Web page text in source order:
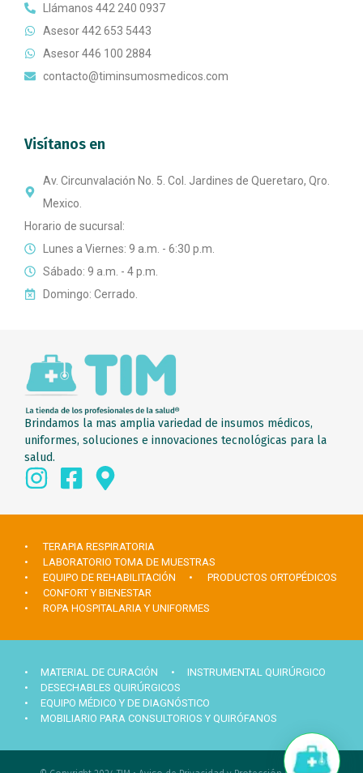
Llámanos 442 240 0937
Asesor 442 653 5443
Asesor 446 100 2884
contacto@timinsumosmedicos.com
Visítanos en
Av. Circunvalación No. 5. Col. Jardines de Queretaro, Qro.
Mexico.
Horario de sucursal:
Lunes a Viernes: 9 a.m. - 6:30 p.m.
Sábado: 9 a.m. - 4 p.m.
Domingo: Cerrado.
Brindamos la mas amplia variedad de insumos médicos,
uniformes, soluciones e innovaciones tecnológicas para la
salud.
• TERAPIA RESPIRATORIA
• LABORATORIO TOMA DE MUESTRAS
• EQUIPO DE REHABILITACIÓN
• PRODUCTOS ORTOPÉDICOS
• CONFORT Y BIENESTAR
• ROPA HOSPITALARIA Y UNIFORMES
• MATERIAL DE CURACIÓN
• INSTRUMENTAL QUIRÚRGICO
• DESECHABLES QUIRÚRGICOS
• EQUIPO MÉDICO Y DE DIAGNÓSTICO
• MOBILIARIO PARA CONSULTORIOS Y QUIRÓFANOS